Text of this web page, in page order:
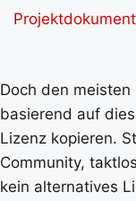
Doch den meisten
basierend auf
Lizenz kopieren.
Community,
kein alternatives